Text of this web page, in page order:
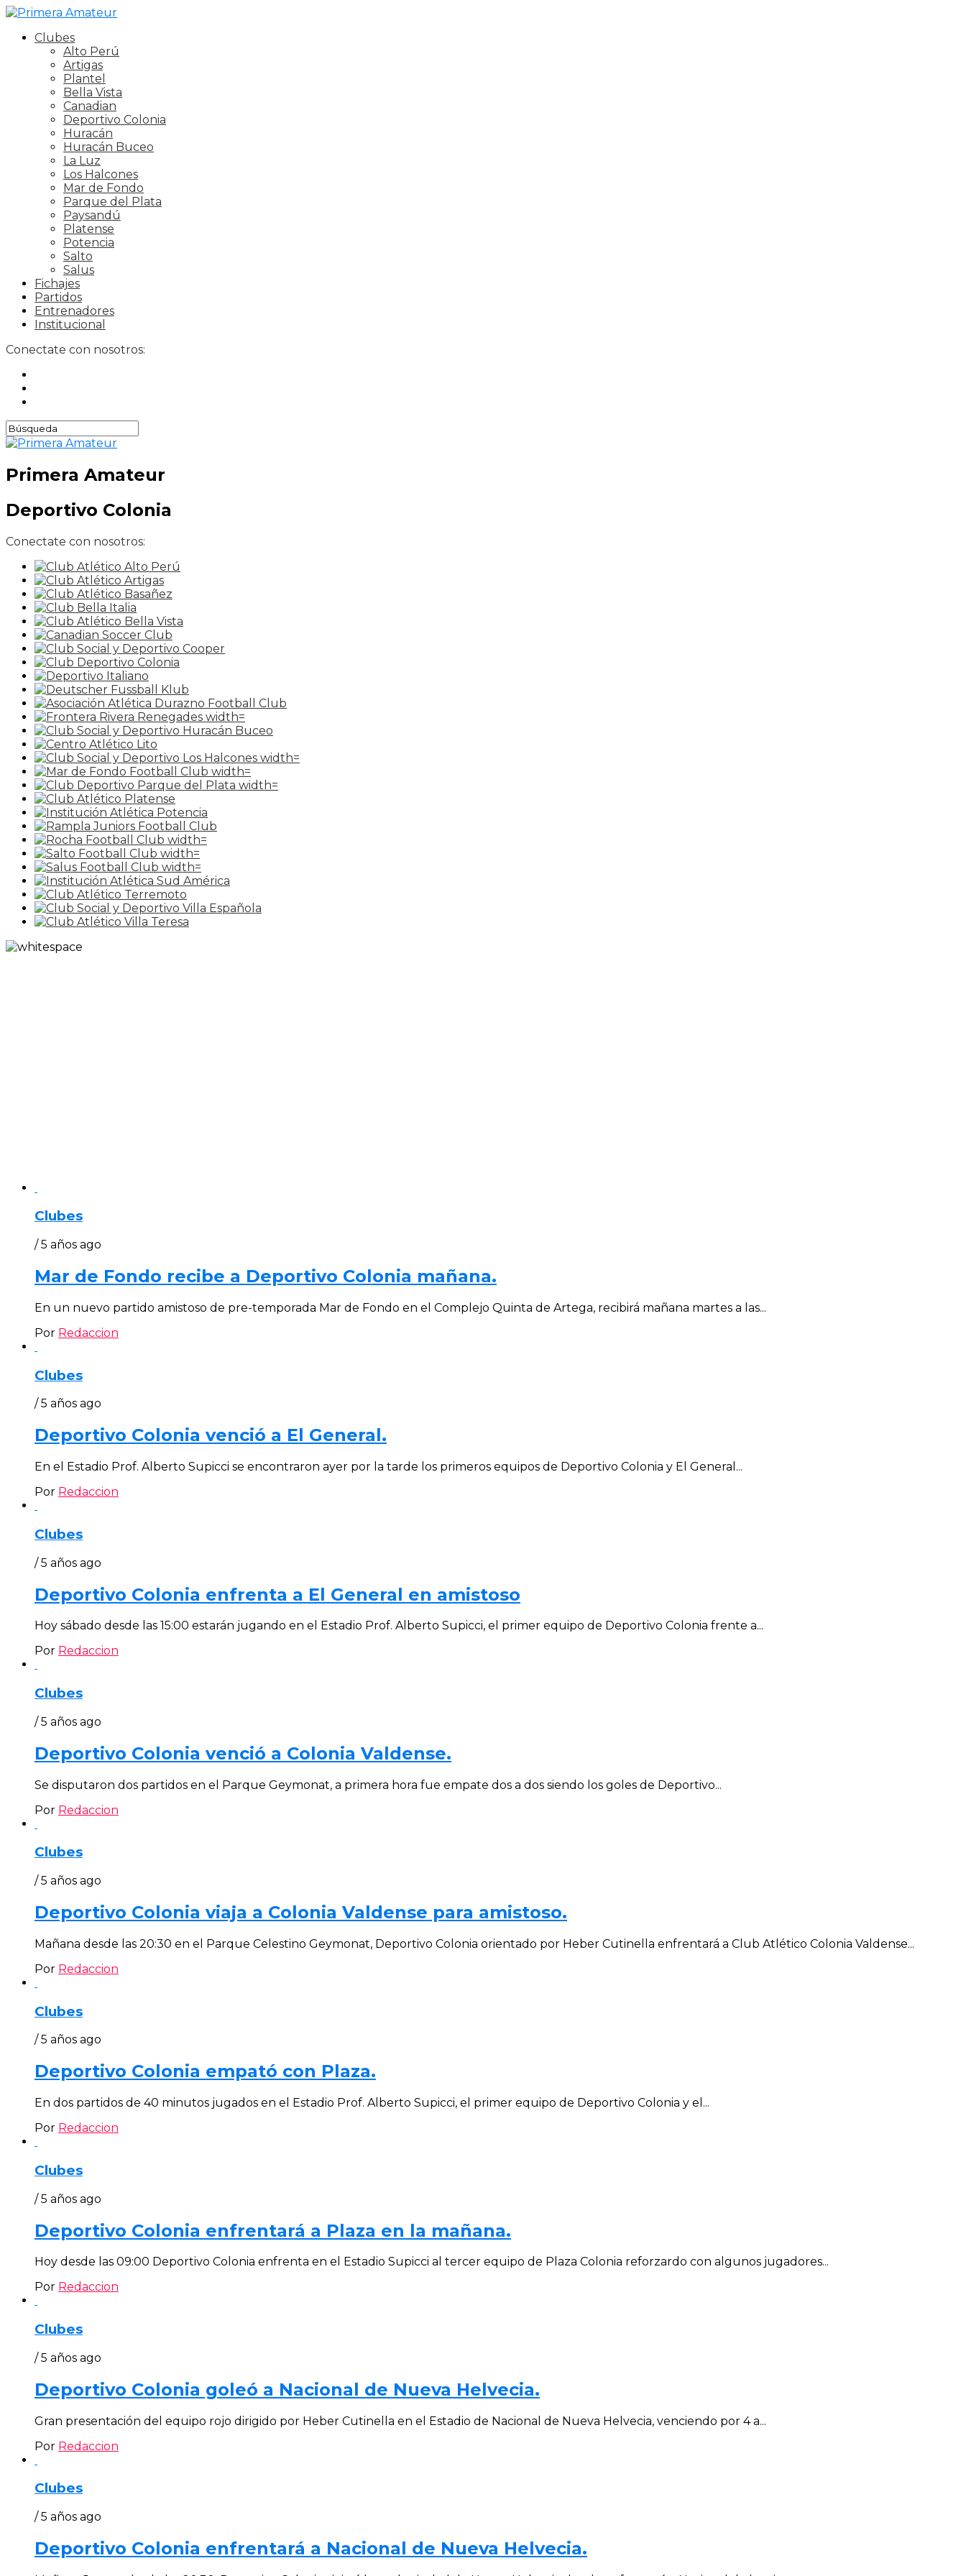
Clubes
Alto Perú
Artigas
Plantel
Bella Vista
Canadian
Deportivo Colonia
Huracán
Huracán Buceo
La Luz
Los Halcones
Mar de Fondo
Parque del Plata
Paysandú
Platense
Potencia
Salto
Salus
Fichajes
Partidos
Entrenadores
Institucional
Conectate con nosotros:
Primera Amateur
Deportivo Colonia
Conectate con nosotros:
Clubes
/ 5 años ago
Mar de Fondo recibe a Deportivo Colonia mañana.
En un nuevo partido amistoso de pre-temporada Mar de Fondo en el Complejo Quinta de Artega, recibirá mañana martes a las...
Por Redaccion
Clubes
/ 5 años ago
Deportivo Colonia venció a El General.
En el Estadio Prof. Alberto Supicci se encontraron ayer por la tarde los primeros equipos de Deportivo Colonia y El General...
Por Redaccion
Clubes
/ 5 años ago
Deportivo Colonia enfrenta a El General en amistoso
Hoy sábado desde las 15:00 estarán jugando en el Estadio Prof. Alberto Supicci, el primer equipo de Deportivo Colonia frente a...
Por Redaccion
Clubes
/ 5 años ago
Deportivo Colonia venció a Colonia Valdense.
Se disputaron dos partidos en el Parque Geymonat, a primera hora fue empate dos a dos siendo los goles de Deportivo...
Por Redaccion
Clubes
/ 5 años ago
Deportivo Colonia viaja a Colonia Valdense para amistoso.
Mañana desde las 20:30 en el Parque Celestino Geymonat, Deportivo Colonia orientado por Heber Cutinella enfrentará a Club Atlético Colonia Valdense...
Por Redaccion
Clubes
/ 5 años ago
Deportivo Colonia empató con Plaza.
En dos partidos de 40 minutos jugados en el Estadio Prof. Alberto Supicci, el primer equipo de Deportivo Colonia y el...
Por Redaccion
Clubes
/ 5 años ago
Deportivo Colonia enfrentará a Plaza en la mañana.
Hoy desde las 09:00 Deportivo Colonia enfrenta en el Estadio Supicci al tercer equipo de Plaza Colonia reforzardo con algunos jugadores...
Por Redaccion
Clubes
/ 5 años ago
Deportivo Colonia goleó a Nacional de Nueva Helvecia.
Gran presentación del equipo rojo dirigido por Heber Cutinella en el Estadio de Nacional de Nueva Helvecia, venciendo por 4 a...
Por Redaccion
Clubes
/ 5 años ago
Deportivo Colonia enfrentará a Nacional de Nueva Helvecia.